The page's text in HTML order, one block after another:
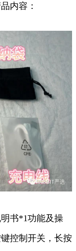
内容：
书*1功能及操
控制开关，长按